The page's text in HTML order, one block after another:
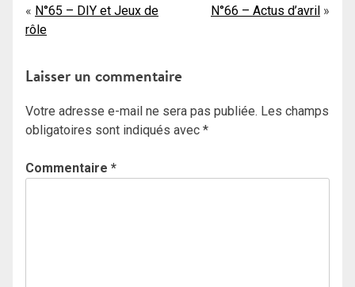
Navigation
de
l’article
N°65 – DIY et Jeux de
rôle
N°66 – Actus d’avril
Laisser un commentaire
Votre adresse e-mail ne sera pas publiée. Les champs
obligatoires sont indiqués avec *
Commentaire *